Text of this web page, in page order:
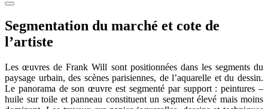
Segmentation du marché et cote de
l’artiste
Les œuvres de Frank Will sont positionnées dans les segments du
paysage urbain, des scènes parisiennes, de l’aquarelle et du dessin.
Le panorama de son œuvre est segmenté par support : peintures –
huile sur toile et panneau constituent un segment élevé mais moins